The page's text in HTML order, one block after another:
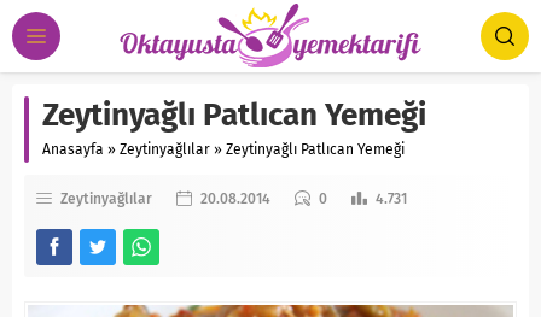
Zeytinyağlı Patlıcan Yemeği
Anasayfa » Zeytinyağlılar » Zeytinyağlı Patlıcan Yemeği
Zeytinyağlılar 20.08.2014 0 4.731